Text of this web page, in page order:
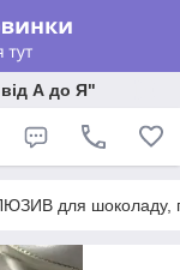
А до Я"
для шоколаду,